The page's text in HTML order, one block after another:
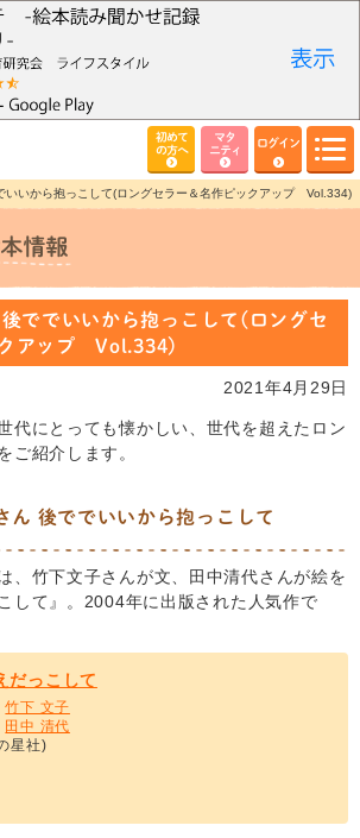
初めて
の方へ
マタ
ニティ
ログイン
いいから抱っこして(ロングセラー＆名作ピックアップ Vol.334)
ででいいから抱っこして(ロングセ
クアップ Vol.334)
2021年4月29日
代にとっても懐かしい、世代を超えたロン
ご紹介します。
ん 後ででいいから抱っこして
、竹下文子さんが文、田中清代さんが絵を
して』。2004年に出版された人気作で
だっこして
竹下 文子
田中 清代
星社)